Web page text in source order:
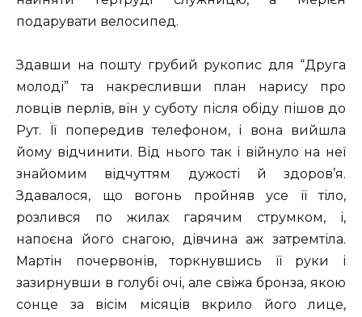
подарувати велосипед.
Здавши на пошту грубий рукопис для “Друга
молоді” та накресливши план нарису про
ловців перлів, він у суботу після обіду пішов до
Рут. Її попередив телефоном, і вона вийшла
йому відчинити. Від нього так і війнуло на неї
знайомим відчуттям дужості й здоров’я.
Здавалося, що вогонь пройняв усе її тіло,
розлився по жилах гарячим струмком, і,
напоєна його снагою, дівчина аж затремтіла.
Мартін почервонів, торкнувшись її руки і
зазирнувши в голубі очі, але свіжа бронза, якою
сонце за вісім місяців вкрило його лице,